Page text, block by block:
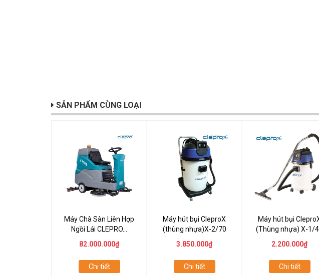
SẢN PHẨM CÙNG LOẠI
Máy Chà Sàn Liên Hợp
Ngồi Lái CLEPRO...
82.000.000₫
Chi tiết
Máy hút bụi CleproX
(thùng nhựa)X-2/70
3.850.000₫
Chi tiết
Máy hút bụi
(Thùng nhựa) X-1/
2.200.000₫
Chi tiết